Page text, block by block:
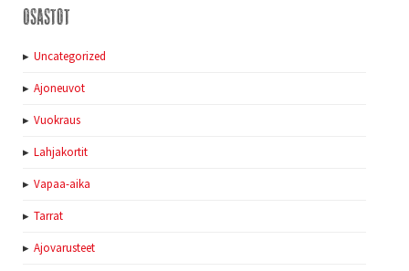
Osastot
Uncategorized
Ajoneuvot
Vuokraus
Lahjakortit
Vapaa-aika
Tarrat
Ajovarusteet